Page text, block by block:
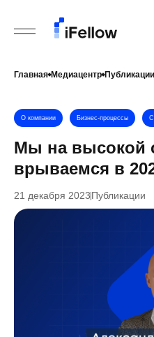
Главная Медиацентр
Мы на высокой
врываемся в
О компании Бизнес-процессы
21 декабря 2023Публикации